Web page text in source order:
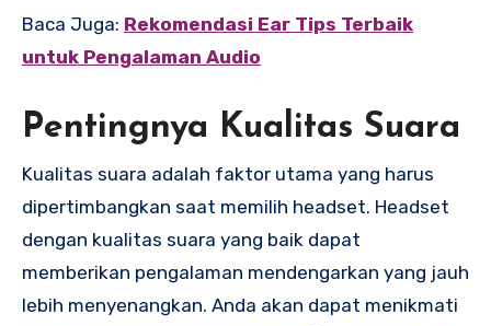
Baca Juga: Rekomendasi Ear Tips Terbaik
untuk Pengalaman Audio
Pentingnya Kualitas Suara
Kualitas suara adalah faktor utama yang harus
dipertimbangkan saat memilih headset. Headset
dengan kualitas suara yang baik dapat
memberikan pengalaman mendengarkan yang jauh
lebih menyenangkan. Anda akan dapat menikmati